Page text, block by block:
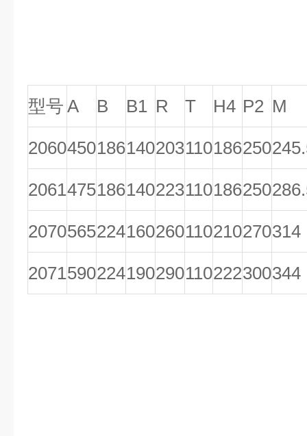
型号 A B B1 R T H4 P2 M
2060450186140203110186250
2061475186140223110186250
2070565224160260110210270314
2071590224190290110222300344